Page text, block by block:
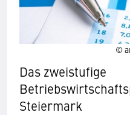
©
Das zweistufige
Steiermark